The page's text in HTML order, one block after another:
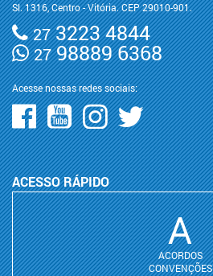
Sl. 1316, Centro - Vitória. CEP 29010-901.
273223 4844
2798889 6368
Acesse nossas redes sociais:
ACESSO RÁPIDO
A
ACORDOS
CONVENÇÕES